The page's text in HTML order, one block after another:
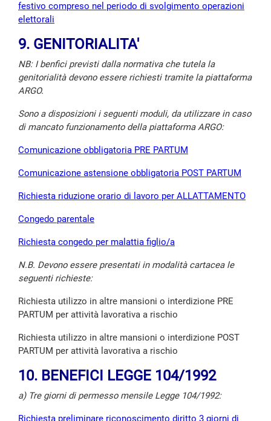
festivo compreso nel periodo di svolgimento operazioni
elettorali
9. GENITORIALITA'
NB: I benfici previsti dalla normativa che tutela la
genitorialità devono essere richiesti tramite la piattaforma
ARGO.
Sono a disposizioni i seguenti moduli, da utilizzare in caso
di mancato funzionamento della piattaforma ARGO:
Comunicazione obbligatoria PRE PARTUM
Comunicazione astensione obbligatoria POST PARTUM
Richiesta riduzione orario di lavoro per ALLATTAMENTO
Congedo parentale
Richiesta congedo per malattia figlio/a
N.B. Devono essere presentati in modalità cartacea le
seguenti richieste:
Richiesta utilizzo in altre mansioni o interdizione PRE
PARTUM per attività lavorativa a rischio
Richiesta utilizzo in altre mansioni o interdizione POST
PARTUM per attività lavorativa a rischio
10. BENEFICI LEGGE 104/1992
a) Tre giorni di permesso mensile Legge 104/1992:
Richiesta preliminare riconoscimento diritto 3 giorni di